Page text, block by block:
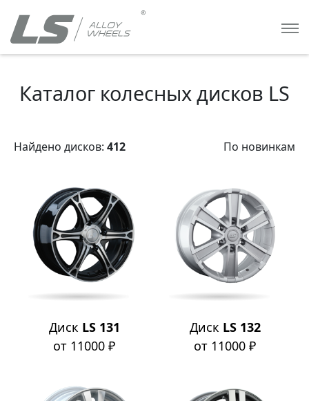
Каталог колесных дисков LS
Найдено дисков: 412 По новинкам
Диск LS 131
от 11000 ₽
Диск LS 132
от 11000 ₽